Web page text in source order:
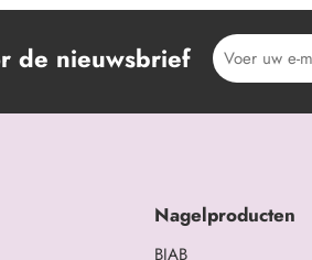
de nieuwsbrief
Nagelproducten
BIAB